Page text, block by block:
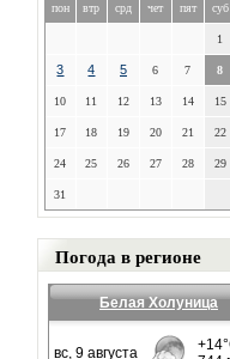
пон втр срд чет пят суб
1
3 4 5 6 7 8
10 11 12 13 14 15
17 18 19 20 21 22
24 25 26 27 28 29
31
Погода в регионе
Белая Холуница